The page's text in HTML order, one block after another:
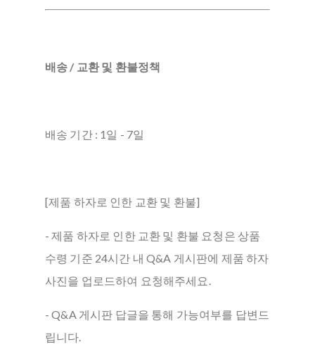
배송 / 교환 및 환불정책
배송 기간 : 1일 - 7일
[제품 하자로 인한 교환 및 환불]
- 제품 하자로 인한 교환 및 환불 요청은 상품
수령 기준 24시간 내 Q&A 게시판에 제품 하자
사진을 업로드하여 요청해주세요.
- Q&A 게시판 답글을 통해 가능여부를 답변드
립니다.